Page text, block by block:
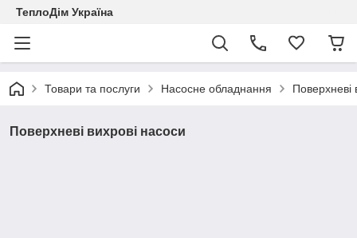
ТеплоДім Україна
Товари та послуги Насосне обладнання Поверхневі
Поверхневі вихрові насоси